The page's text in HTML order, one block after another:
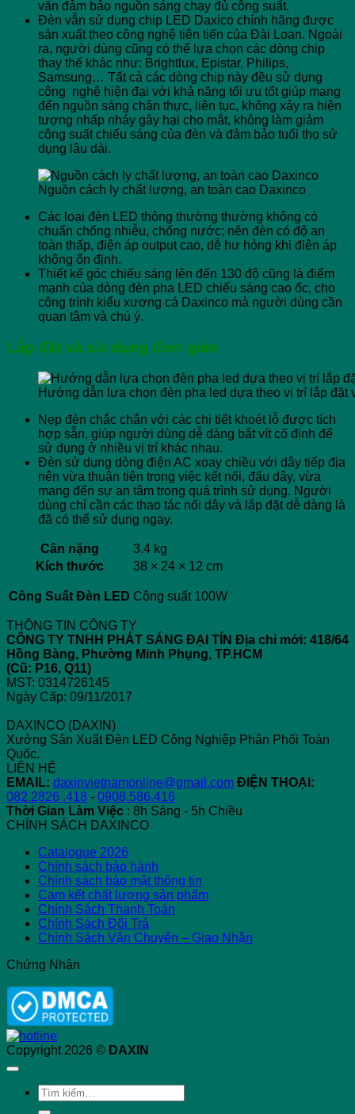
vẫn đảm bảo nguồn sáng chạy đủ công suất.
Đèn vẫn sử dụng chip LED Daxico chính hãng được
sản xuất theo công nghệ tiên tiến của Đài Loan. Ngoài
ra, người dùng cũng có thể lựa chọn các dòng chip
thay thế khác như: Brightlux, Epistar, Philips,
Samsung… Tất cả các dòng chip này đều sử dụng
công nghệ hiện đại với khả năng tối ưu tốt giúp mang
đến nguồn sáng chân thực, liên tục, không xảy ra hiện
tượng nhấp nháy gây hại cho mắt, không làm giảm
công suất chiếu sáng của đèn và đảm bảo tuổi thọ sử
dụng lâu dài.
Nguồn cách ly chất lượng, an toàn cao Daxinco
Các loại đèn LED thông thường thường không có
chuẩn chống nhiễu, chống nước; nên đèn có độ an
toàn thấp, điện áp output cao, dễ hư hỏng khi điện áp
không ổn định.
Thiết kế góc chiếu sáng lên đến 130 độ cũng là điểm
mạnh của dòng đèn pha LED chiếu sáng cao ốc, cho
công trình kiểu xương cá Daxinco mà người dùng cần
quan tâm và chú ý.
Lắp đặt và sử dụng đơn giản
Hướng dẫn lựa chọn đèn pha led dựa theo vị trí lắp đặt
Nẹp đèn chắc chắn với các chi tiết khoét lỗ được tích
hợp sẵn, giúp người dùng dễ dàng bắt vít cố định để
sử dụng ở nhiều vị trí khác nhau.
Đèn sử dụng dòng điện AC xoay chiều với dây tiếp địa
nên vừa thuận tiện trong việc kết nối, đấu dây, vừa
mang đến sự an tâm trong quá trình sử dụng. Người
dùng chỉ cần các thao tác nối dây và lắp đặt dễ dàng là
đã có thể sử dụng ngay.
Cân nặng
3.4 kg
Kích thước
38 × 24 × 12 cm
Công Suất Đèn LED Công suất 100W
THÔNG TIN CÔNG TY
CÔNG TY TNHH PHÁT SÁNG ĐẠI TÍN Địa chỉ mới: 418/64
Hồng Bàng, Phường Minh Phụng, TP.HCM
(Cũ: P16, Q11)
MST: 0314726145
Ngày Cấp: 09/11/2017
DAXINCO (DAXIN)
Xưởng Sản Xuất Đèn LED Công Nghiệp Phân Phối Toàn
Quốc.
LIÊN HỆ
EMAIL: daxinvietnamonline@gmail.com ĐIỆN THOẠI:
082.2826 .418 - 0908.586.416
Thời Gian Làm Việc : 8h Sáng - 5h Chiều
CHÍNH SÁCH DAXINCO
Catalogue 2026
Chính sách bảo hành
Chính sách bảo mật thông tin
Cam kết chất lượng sản phẩm
Chính Sách Thanh Toán
Chính Sách Đổi Trả
Chính Sách Vận Chuyển – Giao Nhận
Chứng Nhận
Copyright 2026 © DAXIN
Tìm
kiếm: